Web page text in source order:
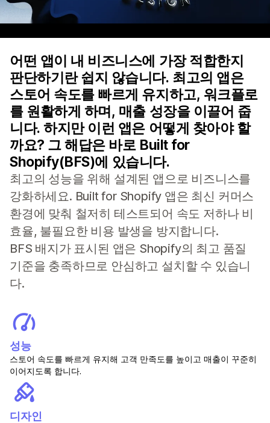
어떤 앱이 내 비즈니스에 가장 적합한지
판단하기란 쉽지 않습니다. 최고의 앱은
스토어 속도를 빠르게 유지하고, 워크플로
를 원활하게 하며, 매출 성장을 이끌어 줍
니다. 하지만 이런 앱은 어떻게 찾아야 할
까요? 그 해답은 바로 Built for
Shopify(BFS)에 있습니다.
최고의 성능을 위해 설계된 앱으로 비즈니스를
강화하세요. Built for Shopify 앱은 최신 커머스
환경에 맞춰 철저히 테스트되어 속도 저하나 비
효율, 불필요한 비용 발생을 방지합니다.
BFS 배지가 표시된 앱은 Shopify의 최고 품질
기준을 충족하므로 안심하고 설치할 수 있습니
다.
성능
스토어 속도를 빠르게 유지해 고객 만족도를 높이고 매출이 꾸준히
이어지도록 합니다.
디자인